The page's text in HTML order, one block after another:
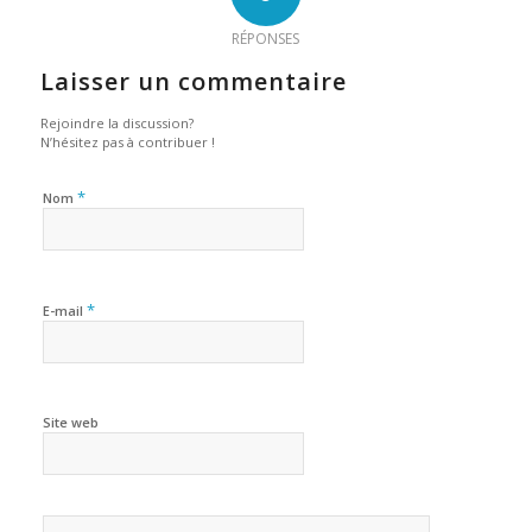
RÉPONSES
Laisser un commentaire
Rejoindre la discussion?
N’hésitez pas à contribuer !
Nom *
E-mail *
Site web